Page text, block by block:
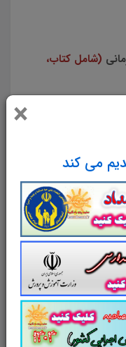
×
می کند
(شامل کتاب،
(جزوه و خلاصه در 652
استخدامی
روی لینک